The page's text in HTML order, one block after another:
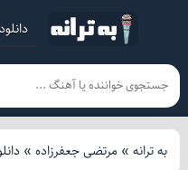
به ترانه» مرتضی جعفرزاده»